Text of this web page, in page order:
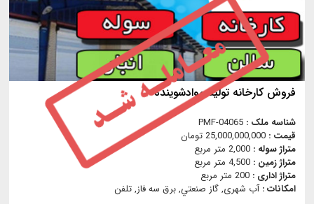
فروش کارخانه تولید موادشوینده
شناسه ملک : PMF-04065
قیمت : 25,000,000,000 تومان
متراژ سوله : 2,000 متر مربع
متراژ زمین : 4,500 متر مربع
متراژ اداری : 200 متر مربع
امکانات :آب شهری, گاز صنعتي, برق سه فاز, تلفن